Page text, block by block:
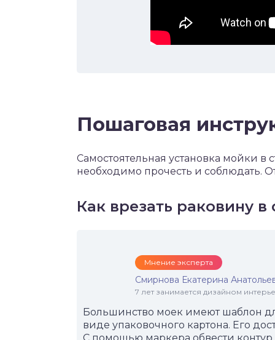
Пошаговая
Самостоятельная установка мойки
необходимо прочесть и соблюдать.
Как врезать раковину
Мнение эксперта
Смирнова Екатерина
7 лет занимается дизайном
Большинство моек имеют шаблон
виде упаковочного картона. Его